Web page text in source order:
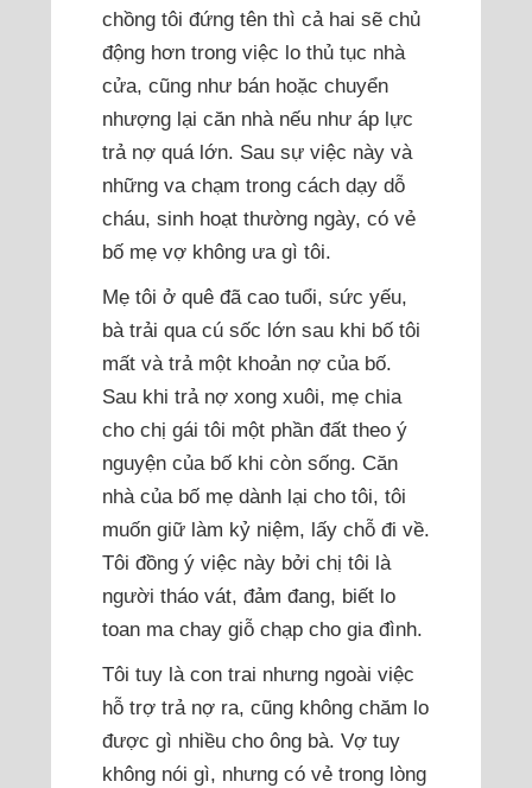
chồng tôi đứng tên thì cả hai sẽ chủ
động hơn trong việc lo thủ tục nhà
cửa, cũng như bán hoặc chuyển
nhượng lại căn nhà nếu như áp lực
trả nợ quá lớn. Sau sự việc này và
những va chạm trong cách dạy dỗ
cháu, sinh hoạt thường ngày, có vẻ
bố mẹ vợ không ưa gì tôi.
Mẹ tôi ở quê đã cao tuổi, sức yếu,
bà trải qua cú sốc lớn sau khi bố tôi
mất và trả một khoản nợ của bố.
Sau khi trả nợ xong xuôi, mẹ chia
cho chị gái tôi một phần đất theo ý
nguyện của bố khi còn sống. Căn
nhà của bố mẹ dành lại cho tôi, tôi
muốn giữ làm kỷ niệm, lấy chỗ đi về.
Tôi đồng ý việc này bởi chị tôi là
người tháo vát, đảm đang, biết lo
toan ma chay giỗ chạp cho gia đình.
Tôi tuy là con trai nhưng ngoài việc
hỗ trợ trả nợ ra, cũng không chăm lo
được gì nhiều cho ông bà. Vợ tuy
không nói gì, nhưng có vẻ trong lòng